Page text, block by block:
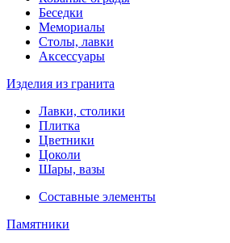
Беседки
Мемориалы
Столы, лавки
Аксессуары
Изделия из гранита
Лавки, столики
Плитка
Цветники
Цоколи
Шары, вазы
Составные элементы
Памятники